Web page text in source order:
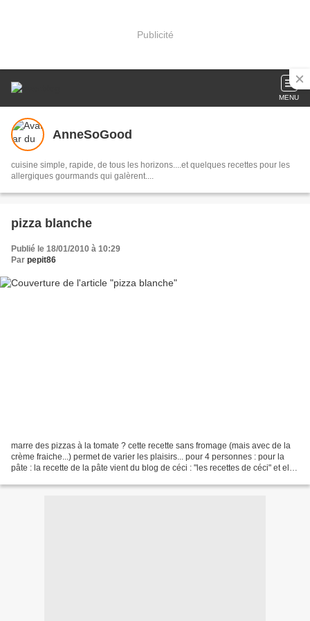
Publicité
MENU
AnneSoGood
cuisine simple, rapide, de tous les horizons....et quelques recettes pour les
allergiques gourmands qui galèrent....
pizza blanche
Publié le 18/01/2010 à 10:29
Par pepit86
marre des pizzas à la tomate ? cette recette sans fromage (mais avec de la
crème fraiche...) permet de varier les plaisirs... pour 4 personnes : pour la
pâte : la recette de la pâte vient du blog de céci : "les recettes de céci" et elle